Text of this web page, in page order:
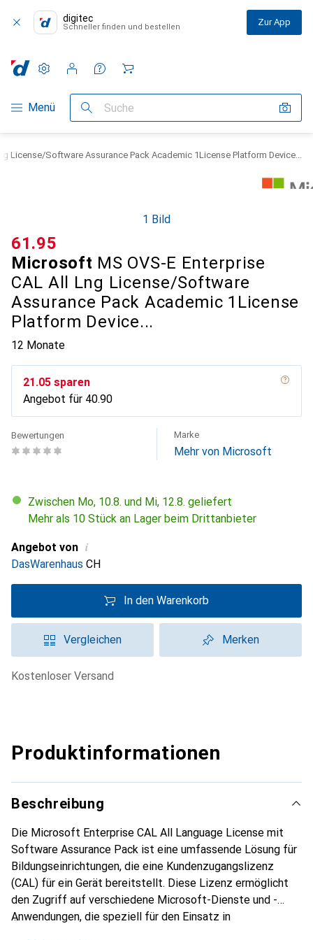
digitec
Schneller finden und bestellen Zur App
Navigation nach Kategorien
Menü Suche
Einstellungen
Kundenkonto
Vergleichslisten
Merklisten
Warenkorb
License/Software Assurance Pack Academic 1License Platform Device...
1 Bild
Microsoft MS OVS-E Enterprise
CAL All Lng License/Software
Assurance Pack Academic 1License
Platform Device...
12 Monate
CHF
61.95
CHF
21.05 sparen
Angebot für CHF
40.90
Bewertungen Marke
Mehr von Microsoft
Zwischen Mo, 10.8. und Mi, 12.8. geliefert
Mehr als 10 Stück an Lager beim Drittanbieter
Angebot von i
DasWarenhaus CH
In den Warenkorb
Vergleichen Merken
kostenloser Versand
Produktinformationen
Beschreibung
Die Microsoft Enterprise CAL All Language License mit
Software Assurance Pack ist eine umfassende Lösung für
Bildungseinrichtungen, die eine Kundenzugangslizenz
(CAL) für ein Gerät bereitstellt. Diese Lizenz ermöglicht
den Zugriff auf verschiedene Microsoft-Dienste und -
Anwendungen, die speziell für den Einsatz in